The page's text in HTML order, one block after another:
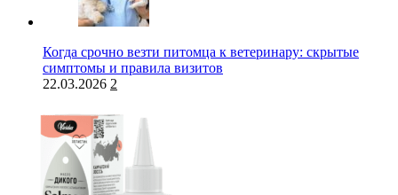
Когда срочно везти питомца к ветеринару: скрытые
симптомы и правила визитов
22.03.2026 2